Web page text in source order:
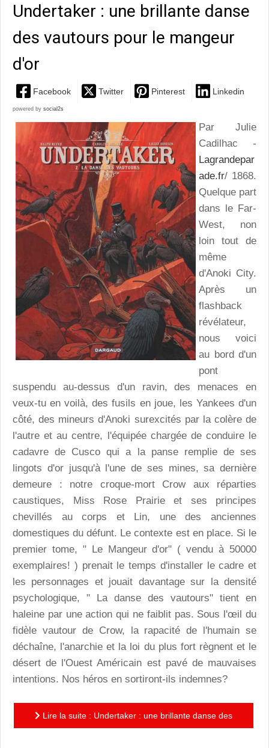
Undertaker : une brillante danse
des vautours pour le mangeur
d'or
Facebook Twitter Pinterest Linkedin
powered by social2s
Par Julie
Cadilhac -
Lagrandepar
ade.fr/ 1868.
Quelque part
dans le Far-
West, non
loin tout de
même
d'Anoki City.
Après un
flashback
révélateur,
nous voici
au bord d'un
pont
suspendu au-dessus d'un ravin, des menaces en
veux-tu en voilà, des fusils en joue, les Yankees d'un
côté, des mineurs d'Anoki surexcités par la colère de
l'autre et au centre, l'équipée chargée de conduire le
cadavre de Cusco qui a la panse remplie de ses
lingots d'or jusqu'à l'une de ses mines, sa dernière
demeure : notre croque-mort Crow aux réparties
caustiques, Miss Rose Prairie et ses principes
chevillés au corps et Lin, une des anciennes
domestiques du défunt. Le contexte est en place. Si le
premier tome, " Le Mangeur d'or" ( vendu à 50000
exemplaires! ) prenait le temps d'installer le cadre et
les personnages et jouait davantage sur la densité
psychologique, " La danse des vautours" tient en
haleine par une action qui ne faiblit pas. Sous l'œil du
fidèle vautour de Crow, la rapacité de l'humain se
déchaîne, l'anarchie et la loi du plus fort règnent et le
désert de l'Ouest Américain est pavé de mauvaises
intentions. Nos héros en sortiront-ils indemnes?
Lire la suite : Undertaker : une brillante danse des